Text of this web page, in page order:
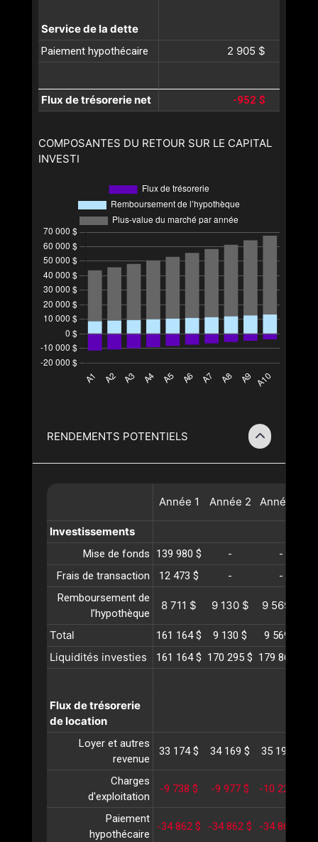
Service de la dette
Paiement hypothécaire 2 905 $
Flux de trésorerie net -952 $
COMPOSANTES DU RETOUR SUR LE CAPITAL
INVESTI
RENDEMENTS POTENTIELS
Année 1 Année 2 Année
Investissements
Mise de fonds 139 980 $ -
-
Frais de transaction
12 473 $ -
-
Remboursement de
l’hypothèque
8 711 $ 9 130 $ 9 569 $
Total 161 164 $ 9 130 $ 9 569 $
Liquidités investies 161 164 $ 170 295 $ 179 864 $
Flux de trésorerie
de location
Loyer et autres
revenue
33 174 $ 34 169 $ 35 194 $
Charges
d'exploitation
-9 738 $ -9 977 $ -10 222 $
Paiement
hypothécaire
-34 862 $ -34 862 $ -34 862 $